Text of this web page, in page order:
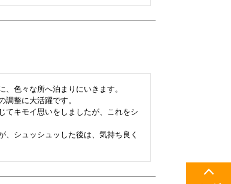
色々な所へ泊まりにいきます。
整に大活躍です。
てキモイ思いをしましたが、これをシ
、シュッシュッした後は、気持ち良く